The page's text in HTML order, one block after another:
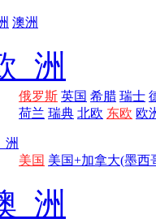
澳洲
洲
俄罗斯 英国 希腊 瑞士
荷兰 瑞典 北欧 东欧 欧
洲
美国 美国+加拿大(墨西
洲